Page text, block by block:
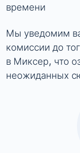
времени
Мы уведомим
комиссии до
в Миксер, что
неожиданных